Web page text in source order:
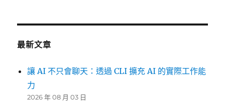
最新文章
讓 AI 不只會聊天：透過 CLI 擴充 AI 的實際工作能
力
2026 年 08 月 03 日